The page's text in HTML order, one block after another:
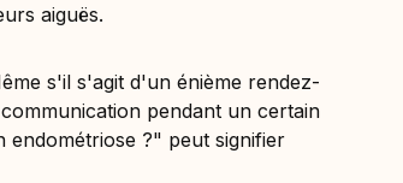
aiguës.
s'il s'agit d'un énième rendez-
pendant un certain
endométriose ?" peut signifier